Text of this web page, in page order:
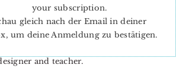
a quilt pattern designer,
and teacher.
your subscription.
gleich nach der Email in deiner
um deine Anmeldung zu bestätigen.